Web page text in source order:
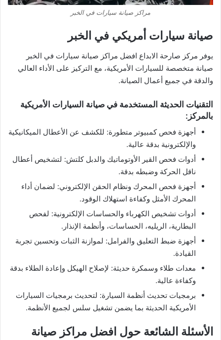
مراكز صيانة سيارات في الخبر
صيانة سيارات أمريكي في الخبر
يوفر مركز صارحة الابداع افضل مراكز صيانة سيارات في الخبر
صيانة متخصصة للسيارات الأمريكية، مع التركيز على الأداء العالي
والدقة في جميع أعمال الصيانة.
التقنيات الحديثة المستخدمة في صيانة السيارات الأمريكية
بالمركز:
أجهزة فحص كمبيوتر متطورة: للكشف عن الأعطال الميكانيكية
والإلكترونية بدقة عالية.
أدوات فحص القير الأوتوماتيك والدبل كلتش: لتشخيص أعطال
ناقل الحركة وضبطه بدقة.
أجهزة فحص المحرك ونظام الحقن الإلكتروني: لضمان أداء
المحرك الأمثل وكفاءة استهلاك الوقود.
أدوات تشخيص الكهرباء والحساسات الإلكترونية: لفحص
البطارية، الريليه، الحساسات، وأنظمة الإنذار.
أجهزة ضبط التعليق والفرامل: لموازنة الثبات وتحسين تجربة
القيادة.
معدات طلاء وسمكرة حديثة: لإصلاح الهيكل وإعادة الطلاء بدقة
وكفاءة عالية.
برمجيات تحديث أنظمة السيارة: لتحديث برمجيات السيارات
الأمريكية الحديثة بما يضمن تشغيل سلس لجميع الأنظمة.
الأسئلة الشائعة حول افضل مراكز صيانة